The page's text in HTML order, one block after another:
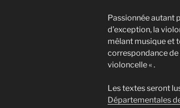
Passionnée autant
d’exception, la
mêlant musique et
correspondance de
violoncelle « .
Les textes seront
Départementales